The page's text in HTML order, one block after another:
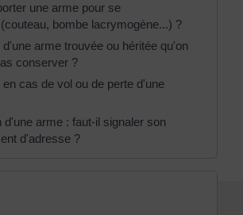
une arme pour se
bombe lacrymogène...) ?
d'une arme trouvée ou héritée qu'on
conserver ?
en cas de vol ou de perte d'une
d'une arme : faut-il signaler son
d'adresse ?